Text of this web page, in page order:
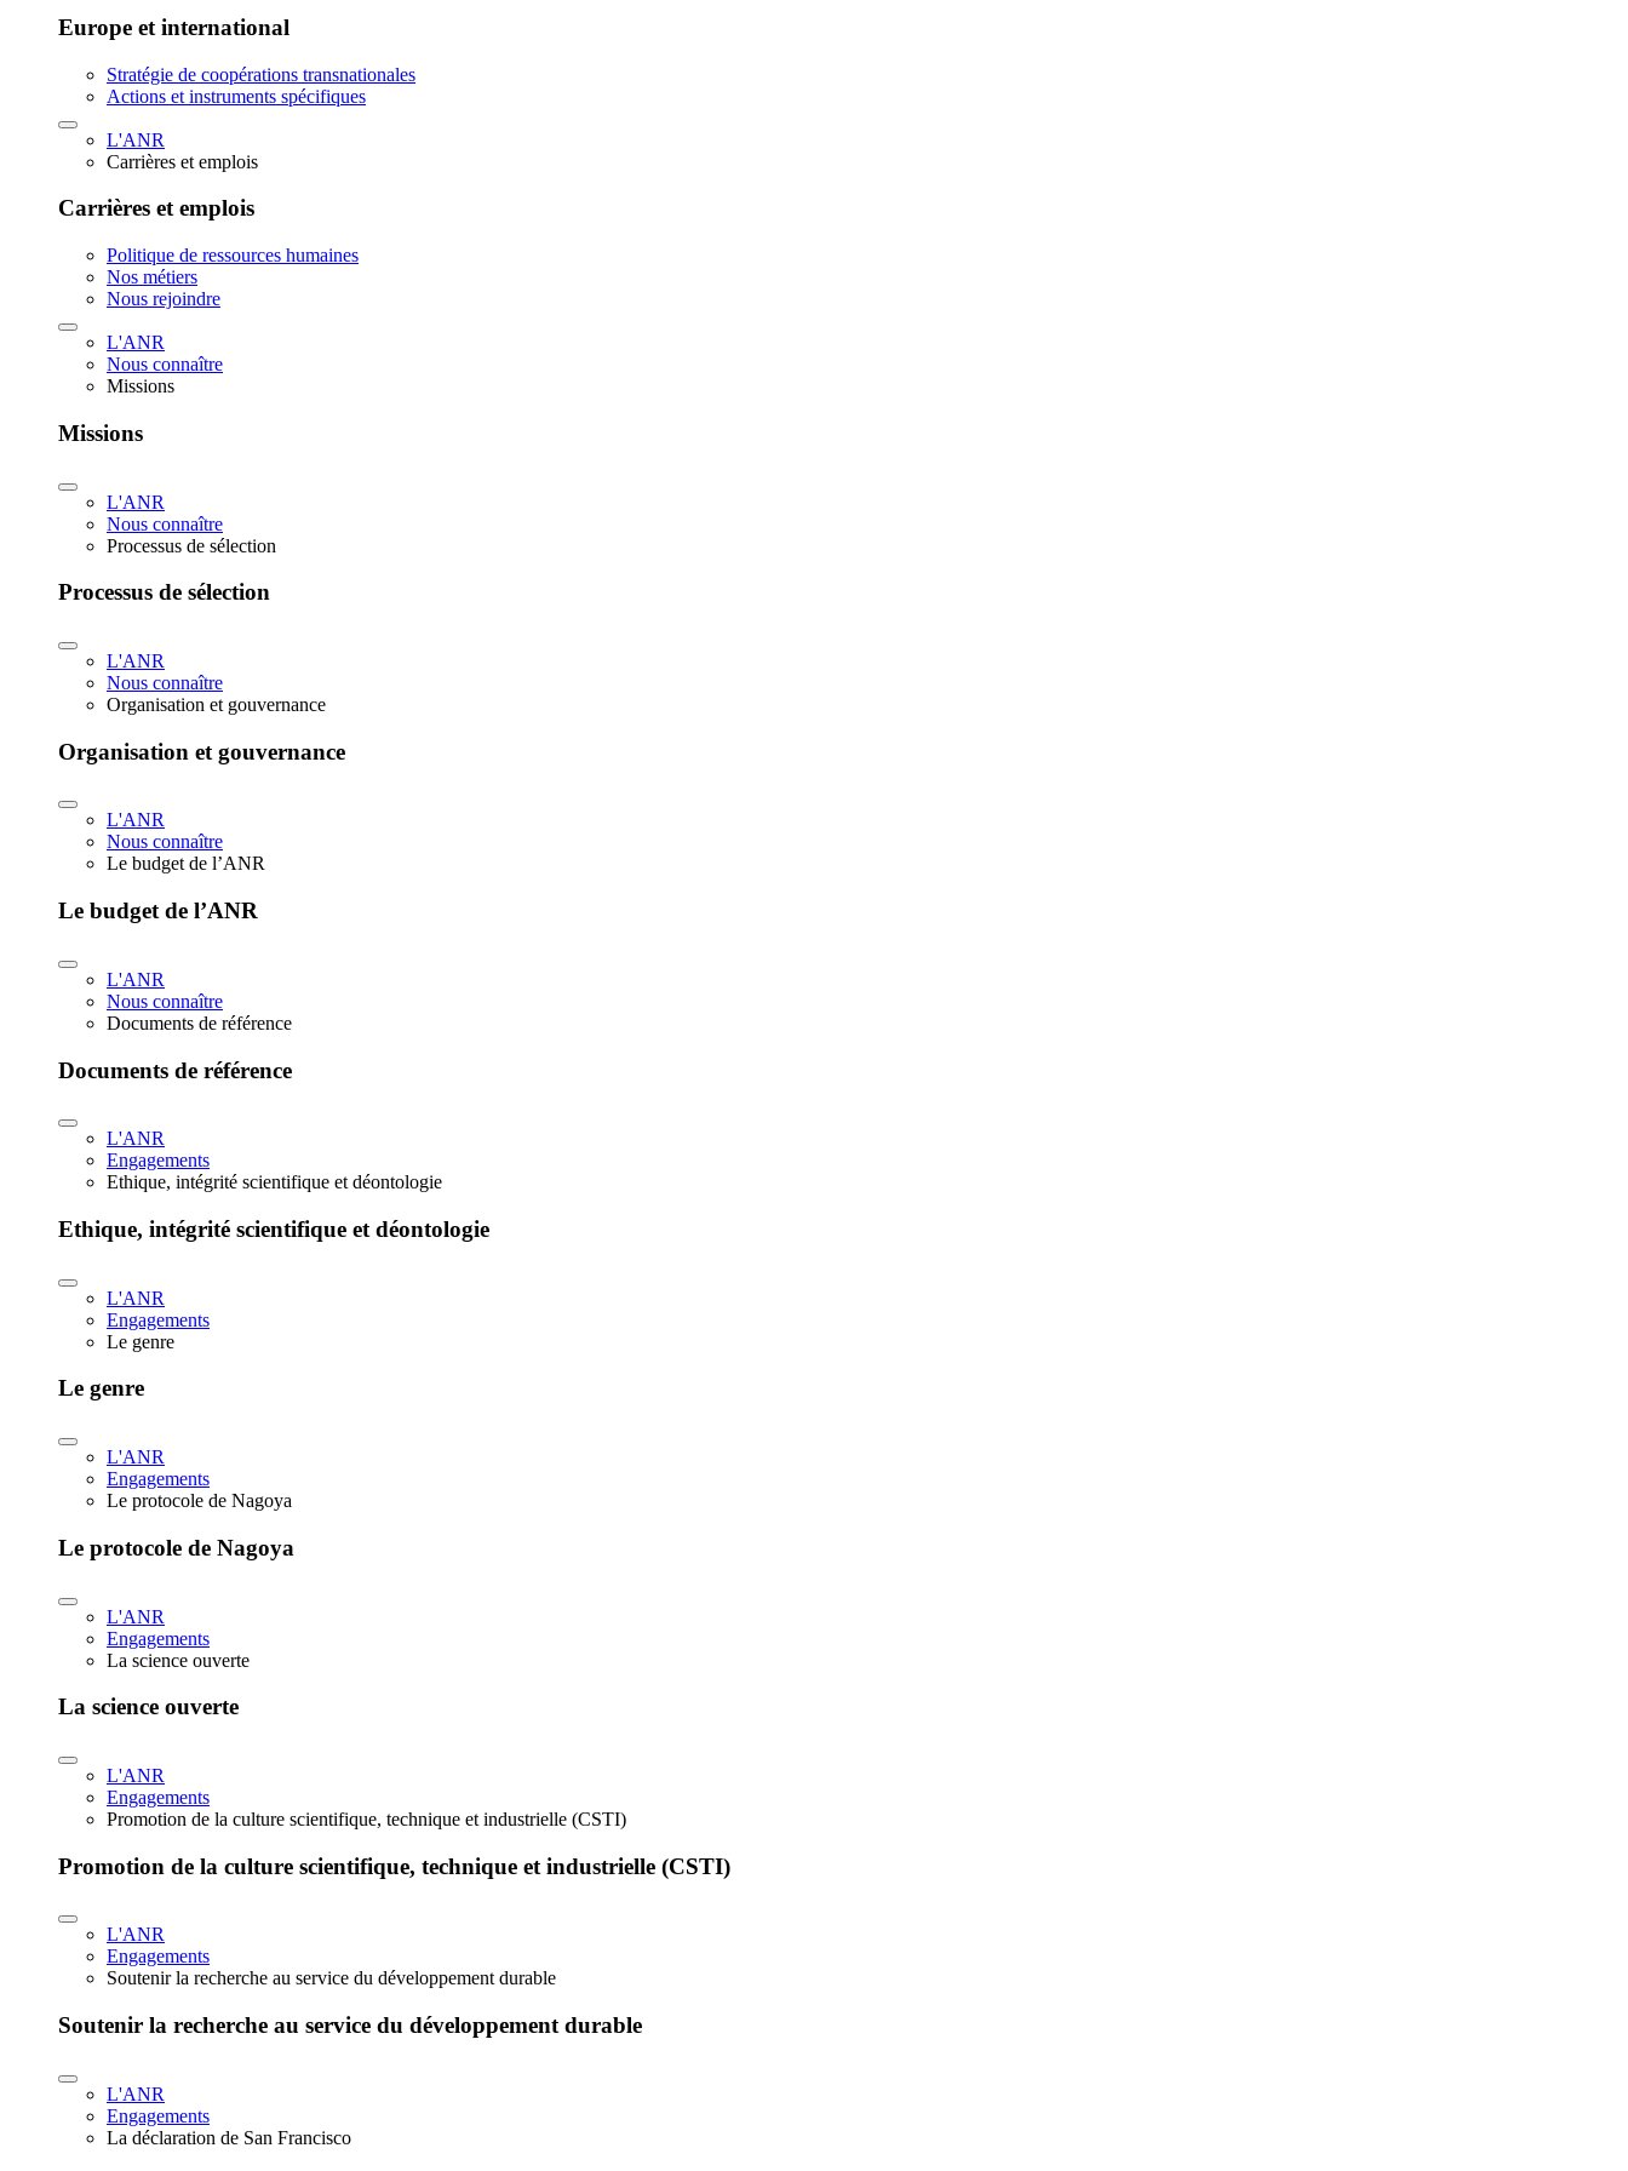
Europe et international
Stratégie de coopérations transnationales
Actions et instruments spécifiques
L'ANR
Carrières et emplois
Carrières et emplois
Politique de ressources humaines
Nos métiers
Nous rejoindre
L'ANR
Nous connaître
Missions
Missions
L'ANR
Nous connaître
Processus de sélection
Processus de sélection
L'ANR
Nous connaître
Organisation et gouvernance
Organisation et gouvernance
L'ANR
Nous connaître
Le budget de l’ANR
Le budget de l’ANR
L'ANR
Nous connaître
Documents de référence
Documents de référence
L'ANR
Engagements
Ethique, intégrité scientifique et déontologie
Ethique, intégrité scientifique et déontologie
L'ANR
Engagements
Le genre
Le genre
L'ANR
Engagements
Le protocole de Nagoya
Le protocole de Nagoya
L'ANR
Engagements
La science ouverte
La science ouverte
L'ANR
Engagements
Promotion de la culture scientifique, technique et industrielle (CSTI)
Promotion de la culture scientifique, technique et industrielle (CSTI)
L'ANR
Engagements
Soutenir la recherche au service du développement durable
Soutenir la recherche au service du développement durable
L'ANR
Engagements
La déclaration de San Francisco